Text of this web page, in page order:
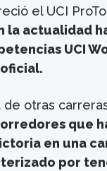
el UCI
la actualidad
UCI
de otras
que
en una
por